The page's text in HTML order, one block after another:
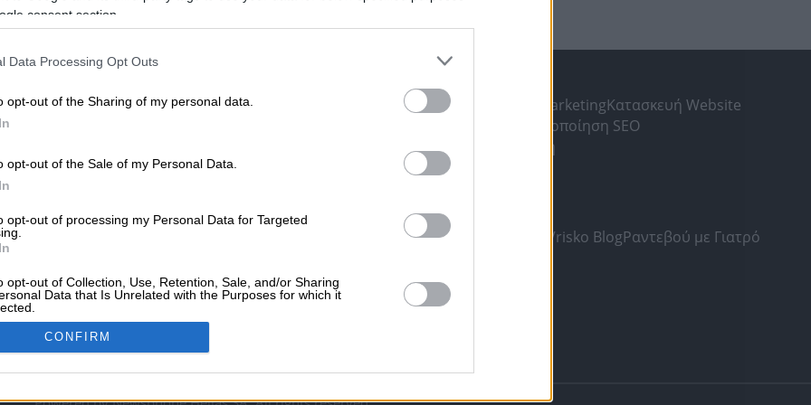
consent section.
Data Processing Opt Outs
opt-out of the Sharing of my personal data.
opt-out of the Sale of my Personal Data.
opt-out of processing my Personal Data for Targeted
opt-out of Collection, Use, Retention, Sale, and/or Sharing
Data that Is Unrelated with the Purposes for which it
CONFIRM
Ψυχολόγοι
ΥΠΗΡΕΣΙΕΣ ΠΡΟΒΟΛΗΣ
Διαφημιστείτε στο Vrisko.gr Υπηρεσίες Digital MarketingΚατασκευή Website
Βελτιστοποίηση SEO
Διαφήμιση στα social mediaΔωρεάν καταχώριση
ΚαβάλαΤρίπολη
Vrisko.gr (About Us)
Όροι και Προϋποθέσεις
Πολιτική Προστασίας Προσωπικών Δεδομένων
Vrisko BlogΡαντεβού με Γιατρό
ΘέατροΣινεμάΧάρτες
Follow Us